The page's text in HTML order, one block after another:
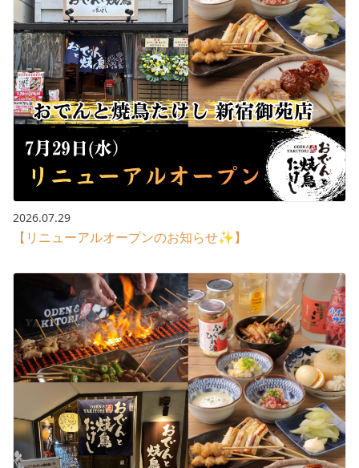
2026.07.29
【リニューアルオープンのお知らせ✨】